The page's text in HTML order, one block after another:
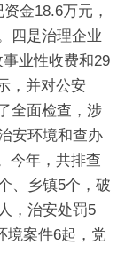
金18.6万元，
四是治理企业
事业性收费和29
，并对公安
全面检查，涉
安环境和查办
今年，共排查
、乡镇5个，破
，治安处罚5
境案件6起，党